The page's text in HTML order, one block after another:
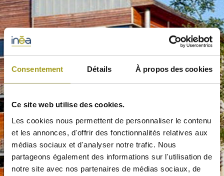
Consentement Détails À propos des cookies
Ce site web utilise des cookies.
Les cookies nous permettent de personnaliser le contenu
et les annonces, d'offrir des fonctionnalités relatives aux
médias sociaux et d'analyser notre trafic. Nous
partageons également des informations sur l'utilisation de
notre site avec nos partenaires de médias sociaux, de